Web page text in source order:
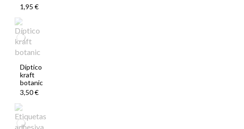
1,95 €
Díptico
kraft
botanic
3,50 €